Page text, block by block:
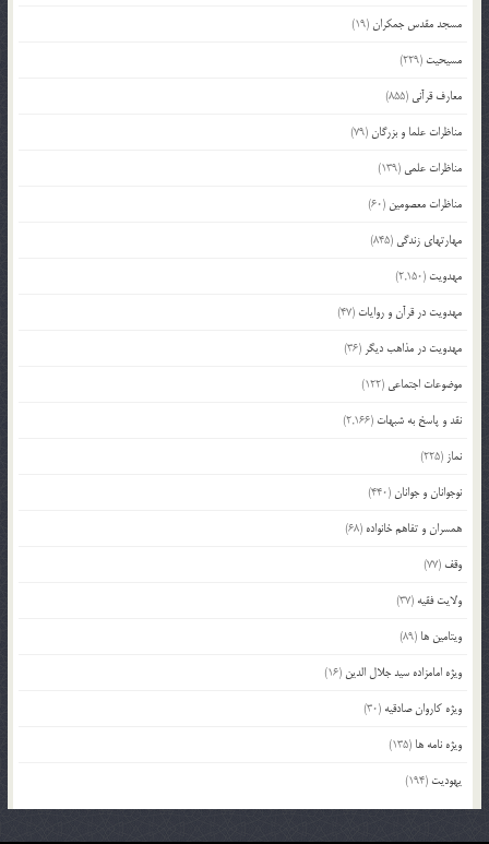
مسجد مقدس جمکران(19)
مسیحیت (229)
معارف قرآنی (855)
مناظرات علما و بزرگان(79)
مناظرات علمی (139)
مناظرات معصومین (60)
مهارتهای زندگی (845)
مهدویت (2,150)
مهدویت در قرآن و روایات (47)
مهدویت در مذاهب دیگر (36)
موضوعات اجتماعی (122)
نقد و پاسخ به شبهات (2,166)
نماز (225)
نوجوانان و جوانان(440)
همسران و تفاهم خانواده (68)
وقف (77)
ولایت فقیه (37)
ویتامین ها (89)
ویژه امامزاده سید جلال الدین (16)
ویژه کاروان صادقیه (30)
ویژه نامه ها (135)
یهودیت (194)